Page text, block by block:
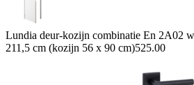
Lundia deur-kozijn combinatie En 2A02
211,5 cm (kozijn 56 x 90 cm)525.00